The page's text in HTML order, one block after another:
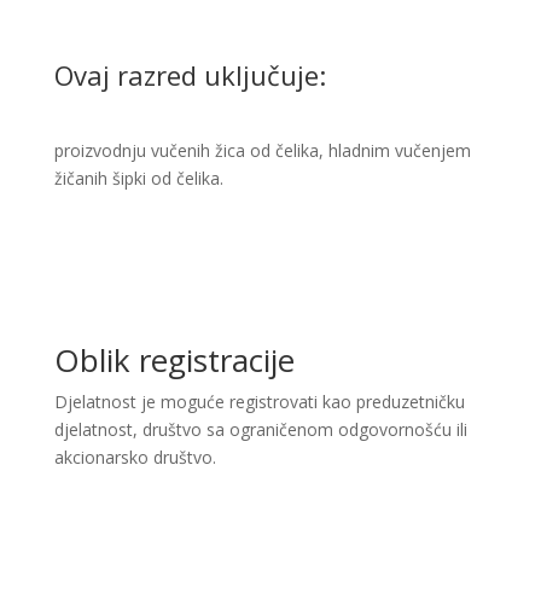
Ovaj razred uključuje:
proizvodnju vučenih žica od čelika, hladnim vučenjem
žičanih šipki od čelika. ​
Oblik registracije
Djelatnost je moguće registrovati kao preduzetničku
djelatnost, društvo sa ograničenom odgovornošću ili
akcionarsko društvo.